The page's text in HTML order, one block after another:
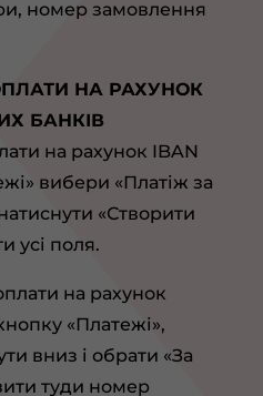
номер замовлення
НА РАХУНОК
БАНКІВ
на рахунок IBAN
вибери «Платіж за
«Створити
усі поля.
на рахунок
«Платежі»,
вниз і обрати «За
туди номер